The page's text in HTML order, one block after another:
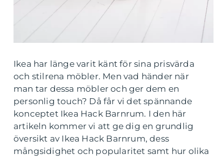
Ikea har länge varit känt för sina prisvärda
och stilrena möbler. Men vad händer när
man tar dessa möbler och ger dem en
personlig touch? Då får vi det spännande
konceptet Ikea Hack Barnrum. I den här
artikeln kommer vi att ge dig en grundlig
översikt av Ikea Hack Barnrum, dess
mångsidighet och popularitet samt hur olika